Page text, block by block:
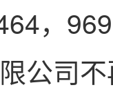
，
公司